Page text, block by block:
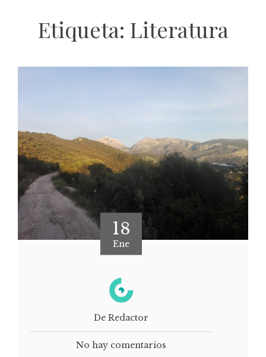
Etiqueta: Literatura
18
Ene
De Redactor
No hay comentarios